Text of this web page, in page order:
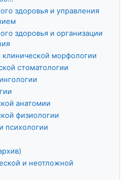
здоровья и управления
здоровья и организации
морфологии
стоматологии
анатомии
физиологии
психологии
и неотложной